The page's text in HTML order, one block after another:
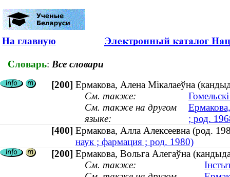
На главную
Словарь: Все словари
[200] Ермакова, Алена Мікалаеўна
См. также:
См. также на другом
языке:
; род.
[400] Ермакова, Алла Алексеевна (род.
наук ; фармация ; род. 1980)
[200] Ермакова, Вольга Алегаўна
См. также: